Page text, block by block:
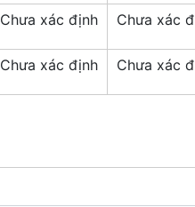
Chưa xác định Chưa xác
Chưa xác định Chưa xác